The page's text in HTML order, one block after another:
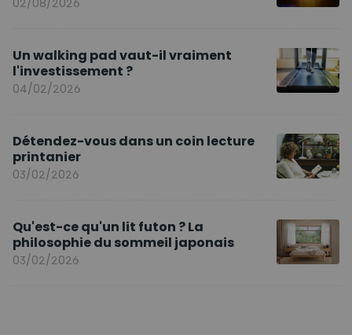
Un walking pad vaut-il vraiment
l'investissement ?
04/02/2026
Détendez-vous dans un coin lecture
printanier
03/02/2026
Qu'est-ce qu'un lit futon ? La
philosophie du sommeil japonais
03/02/2026